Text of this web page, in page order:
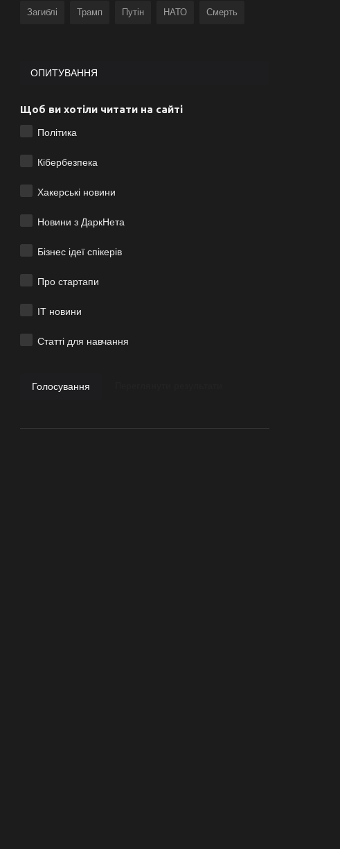
Загиблі Трамп Путін НАТО Смерть
ОПИТУВАННЯ
Щоб ви хотіли читати на сайті
Політика
Кібербезпека
Хакерські новини
Новини з ДаркНета
Бізнес ідеї спікерів
Про стартапи
ІТ новини
Статті для навчання
Голосування